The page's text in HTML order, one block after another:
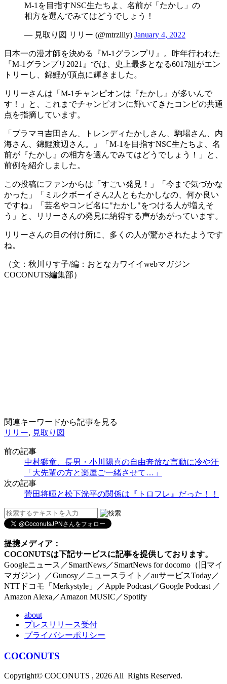
M-1を目指すNSC生たちよ、名前が「たかし」の
相方を選んでみてはどうでしょう！
— 見取り図 リリー (@mtrzlily) January 4, 2022
日本一の漫才師を決める『M‐1グランプリ』。昨年行われた
『M‐1グランプリ2021』では、史上最多となる6017組がエン
トリーし、錦鯉が頂点に輝きました。
リリーさんは「M-1チャンピオンは『たかし』が多いんで
す！」と、これまでチャンピオンに輝いてきたコンビの共通
点を指摘しています。
「ブラマヨ吉田さん、トレンディたかしさん、駒場さん、内
海さん、錦鯉渡辺さん。」「M-1を目指すNSC生たちよ、名
前が『たかし』の相方を選んでみてはどうでしょう！」と、
前例を紹介しました。
この投稿にファンからは「すごい発見！」「今まで気づかな
かった」「ミルクボーイさん2人ともたかしなの、何か良い
ですね」「芸名やコンビ名に"たかし"をつける人が増えそ
う」と、リリーさんの発見に納得する声があがっています。
リリーさんの目の付け所に、多くの人が驚かされたようです
ね。
（文：秋川りす子/編：おとなカワイイwebマガジン
COCONUTS編集部）
関連キーワードから記事を見る
リリー, 見取り図
前の記事
中村獅童、長男・小川陽喜の自由奔放な言動に冷や汗
「大先輩の方と楽屋ご一緒させて…」
次の記事
菅田将暉と松下洸平の関係は『トロフレ』だった！！
提携メディア：
COCONUTSは下記サービスに記事を提供しております。
Googleニュース／SmartNews／SmartNews for docomo（旧マイ
マガジン）／Gunosy／ニュースライト／auサービスToday／
NTTドコモ「Merkystyle」／Apple Podcast／Google Podcast ／
Amazon Alexa／Amazon MUSIC／Spotify
about
プレスリリース受付
プライバシーポリシー
COCONUTS
Copyright© COCONUTS , 2026 All Rights Reserved.